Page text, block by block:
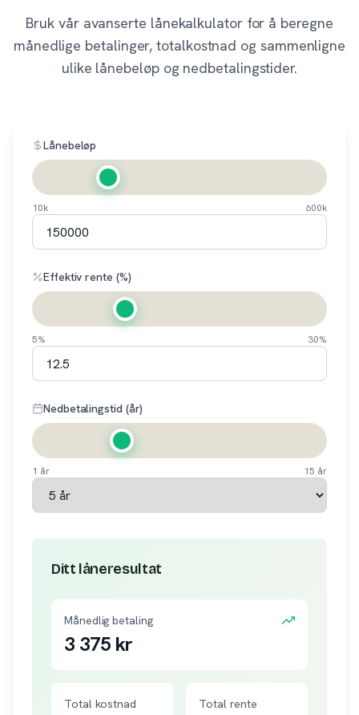
Bruk vår avanserte lånekalkulator for å beregne
månedlige betalinger, totalkostnad og sammenligne
ulike lånebeløp og nedbetalingstider.
Lånebeløp
10k 600k
Effektiv rente (%)
5% 30%
Nedbetalingstid (år)
1 år 15 år
Ditt låneresultat
Månedlig betaling
3 375kr
Total kostnad Total rente